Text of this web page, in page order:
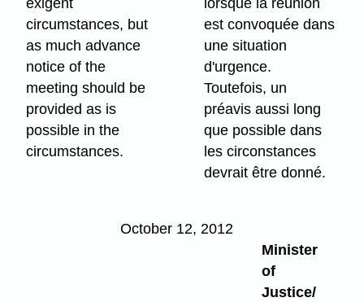
circumstances, but
as much advance
notice of the
meeting should be
provided as is
possible in the
circumstances.
est convoquée dans
une situation
d'urgence.
Toutefois, un
préavis aussi long
que possible dans
les circonstances
devrait être donné.
October 12, 2012
Minister
of
Justice/